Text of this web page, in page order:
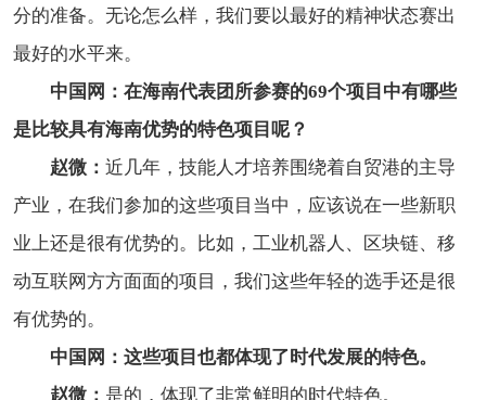
分的准备。无论怎么样，我们要以最好的精神状态赛出
最好的水平来。
中国网：在海南代表团所参赛的69个项目中有哪些
是比较具有海南优势的特色项目呢？
赵微： 近几年，技能人才培养围绕着自贸港的主导
产业，在我们参加的这些项目当中，应该说在一些新职
业上还是很有优势的。比如，工业机器人、区块链、移
动互联网方方面面的项目，我们这些年轻的选手还是很
有优势的。
中国网：这些项目也都体现了时代发展的特色。
赵微： 是的，体现了非常鲜明的时代特色。